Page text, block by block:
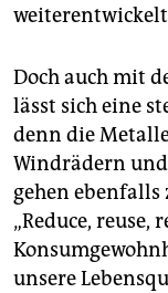
Doch auch mit
lässt sich eine
denn die
Windrädern
gehen ebenfalls
„Reduce, reuse,
unsere